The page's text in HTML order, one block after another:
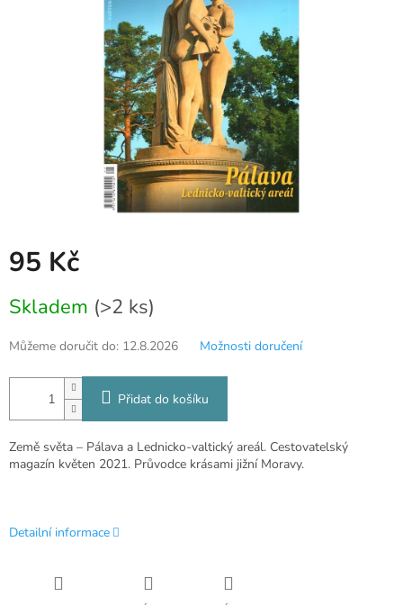
95 Kč
cena:
Skladem (>2 ks)
Můžeme doručit do: 12.8.2026 Možnosti doručení
Přidat do košíku
Země světa – Pálava a Lednicko-valtický areál. Cestovatelský
magazín květen 2021. Průvodce krásami jižní Moravy.
Detailní informace